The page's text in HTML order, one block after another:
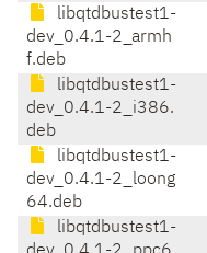
libqtdbustest1-
dev_0.4.1-2_armh
f.deb
libqtdbustest1-
dev_0.4.1-2_i386.
deb
libqtdbustest1-
dev_0.4.1-2_loong
64.deb
libqtdbustest1-